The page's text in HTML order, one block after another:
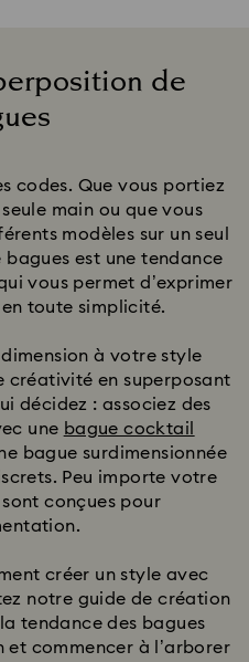
de
codes. Que vous portiez
main ou que vous
modèles sur un seul
est une tendance
vous permet d’exprimer
toute simplicité.
à votre style
en superposant
décidez : associez des
une bague cocktail
bague surdimensionnée
Peu importe votre
conçues pour
créer un style avec
notre guide de création
tendance des bagues
et commencer à l’arborer